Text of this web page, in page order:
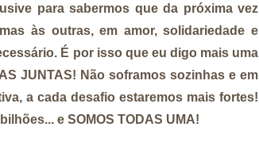
para sabermos que da próxima vez
às outras, em amor, solidariedade e
É por isso que eu digo mais uma
JUNTAS! Não soframos sozinhas e em
a cada desafio estaremos mais fortes!
e SOMOS TODAS UMA!